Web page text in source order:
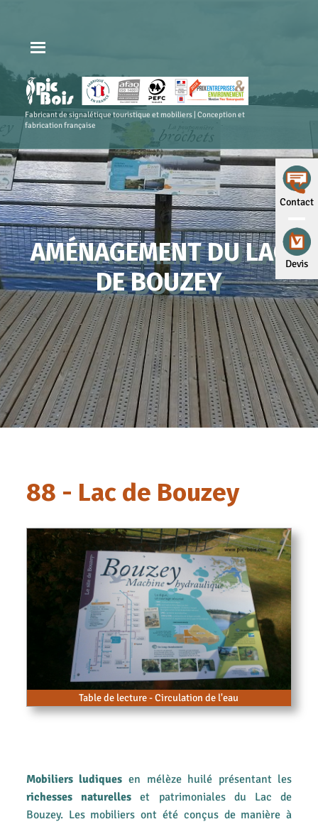
Contact
Devis
Fabricant de signalétique touristique et mobiliers | Conception et
fabrication française
AMÉNAGEMENT DU LAC
DE BOUZEY
88 - Lac de Bouzey
Table de lecture - Circulation de l'eau
Mobiliers ludiques en mélèze huilé présentant les
richesses naturelles et patrimoniales du Lac de
Bouzey. Les mobiliers ont été conçus de manière à